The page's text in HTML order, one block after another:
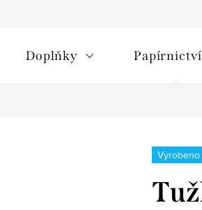
Doplňky Papírnictví
Vyrobeno